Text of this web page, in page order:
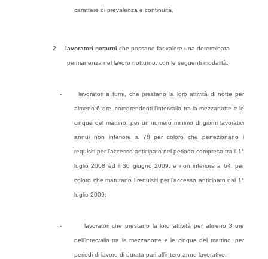
carattere di prevalenza e continuità.
2. lavoratori notturni che possano far valere una determinata
permanenza nel lavoro notturno, con le seguenti modalità:
- lavoratori a turni, che prestano la loro attività di notte per
almeno 6 ore, comprendenti l’intervallo tra la mezzanotte e le
cinque del mattino, per un numero minimo di giorni lavorativi
annui non inferiore a 78 per coloro che perfezionano i
requisiti per l’accesso anticipato nel periodo compreso tra il 1°
luglio 2008 ed il 30 giugno 2009, e non inferiore a 64, per
coloro che maturano i requisiti per l’accesso anticipato dal 1°
luglio 2009;
- lavoratori che prestano la loro attività per almeno 3 ore
nell'intervallo tra la mezzanotte e le cinque del mattino, per
periodi di lavoro di durata pari all'intero anno lavorativo.